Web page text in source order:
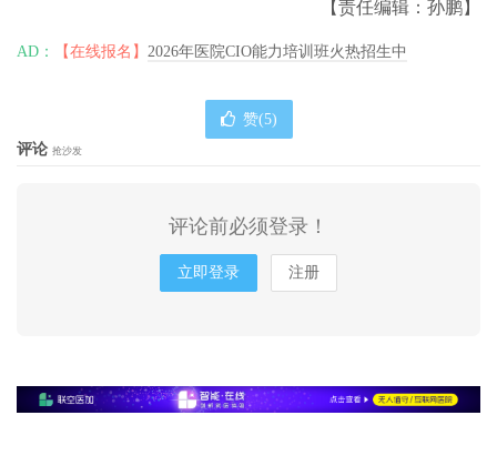
【责任编辑：孙鹏】
AD： 【在线报名】 2026年医院CIO能力培训班火热招生中
赞(5)
评论 抢沙发
评论前必须登录！
立即登录 注册